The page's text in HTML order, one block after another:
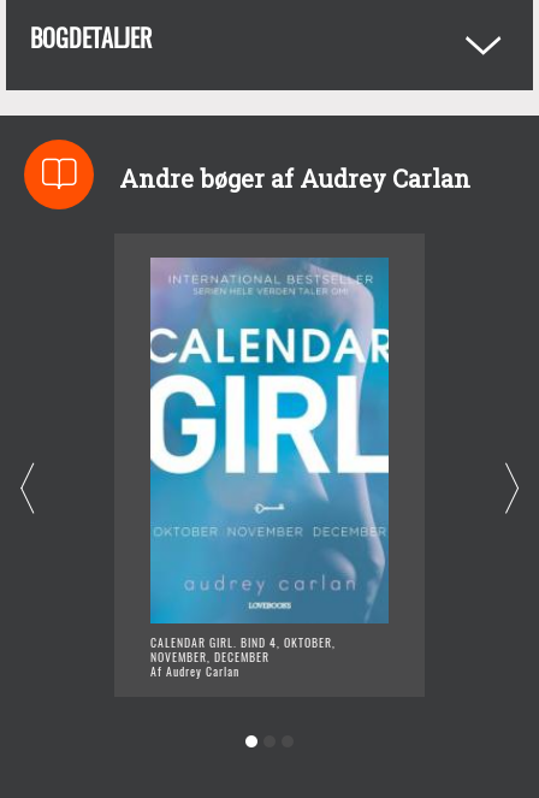
BOGDETALJER
Andre bøger af Audrey Carlan
CALENDAR GIRL. BIND 4, OKTOBER,
NOVEMBER, DECEMBER
Af Audrey Carlan